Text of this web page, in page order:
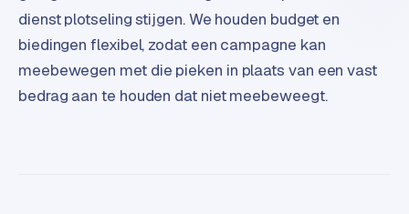
e
n
B
2
dienst plotseling stijgen. We houden budget en
biedingen flexibel, zodat een campagne kan
meebewegen met die pieken in plaats van een vast
bedrag aan te houden dat niet meebeweegt.